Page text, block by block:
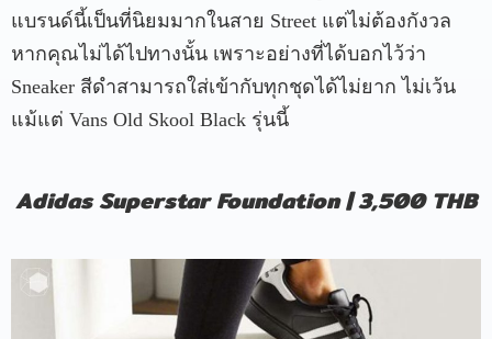
แบรนด์นี้เป็นที่นิยมมากในสาย Street แต่ไม่ต้องกังวล
หากคุณไม่ได้ไปทางนั้น เพราะอย่างที่ได้บอกไว้ว่า
Sneaker สีดำสามารถใส่เข้ากับทุกชุดได้ไม่ยาก ไม่เว้น
แม้แต่ Vans Old Skool Black รุ่นนี้
Adidas Superstar Foundation | 3,500 THB